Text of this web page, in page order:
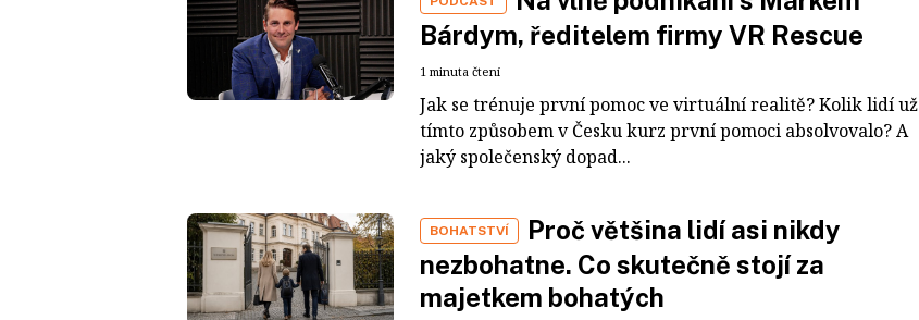
Bárdym, ředitelem firmy VR Rescue
1 minuta čtení
Jak se trénuje první pomoc ve virtuální realitě? Kolik lidí už
tímto způsobem v Česku kurz první pomoci absolvovalo? A
jaký společenský dopad...
BOHATSTVÍ
Proč většina lidí asi nikdy
nezbohatne. Co skutečně stojí za
majetkem bohatých